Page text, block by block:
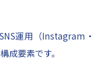
運用（Instagram・
成要素です。